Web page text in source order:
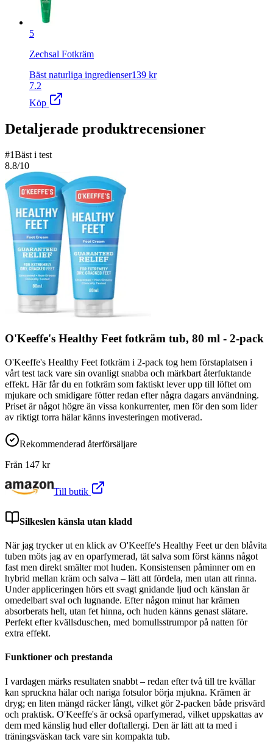
5
Zechsal Fotkräm
Bäst naturliga ingredienser139 kr
7.2
Köp
Detaljerade produktrecensioner
#1Bäst i test
8.8/10
O'Keeffe's Healthy Feet fotkräm tub, 80 ml - 2-pack
O'Keeffe's Healthy Feet fotkräm i 2-pack tog hem förstaplatsen i
vårt test tack vare sin ovanligt snabba och märkbart återfuktande
effekt. Här får du en fotkräm som faktiskt lever upp till löftet om
mjukare och smidigare fötter redan efter några dagars användning.
Priset är något högre än vissa konkurrenter, men för den som lider
av riktigt torra hälar känns investeringen motiverad.
Rekommenderad återförsäljare
Från 147 kr
Till butik
Silkeslen känsla utan kladd
När jag trycker ut en klick av O'Keeffe's Healthy Feet ur den blåvita
tuben möts jag av en oparfymerad, tät salva som först känns något
fast men direkt smälter mot huden. Konsistensen påminner om en
hybrid mellan kräm och salva – lätt att fördela, men utan att rinna.
Under appliceringen hörs ett svagt gnidande ljud och känslan är
omedelbart sval och lugnande. Efter någon minut har krämen
absorberats helt, utan fet hinna, och huden känns genast slätare.
Perfekt efter kvällsduschen, med bomullsstrumpor på natten för
extra effekt.
Funktioner och prestanda
I vardagen märks resultaten snabbt – redan efter två till tre kvällar
kan spruckna hälar och nariga fotsulor börja mjukna. Krämen är
dryg; en liten mängd räcker långt, vilket gör 2-packen både prisvärd
och praktisk. O'Keeffe's är också oparfymerad, vilket uppskattas av
dem med känslig hud eller doftallergi. Den är lätt att ta med i
träningsväskan tack vare sin kompakta tub.